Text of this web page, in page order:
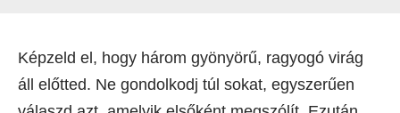
Képzeld el, hogy három gyönyörű, ragyogó virág
áll előtted. Ne gondolkodj túl sokat, egyszerűen